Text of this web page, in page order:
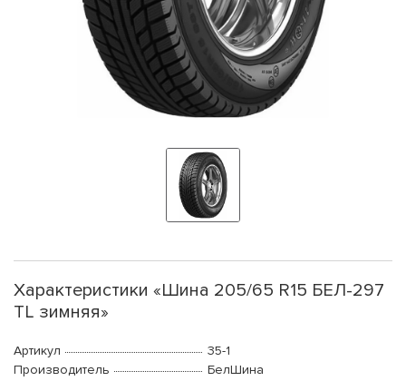
Характеристики «Шина 205/65 R15 БЕЛ-297
TL зимняя»
Артикул
35-1
Производитель
БелШина